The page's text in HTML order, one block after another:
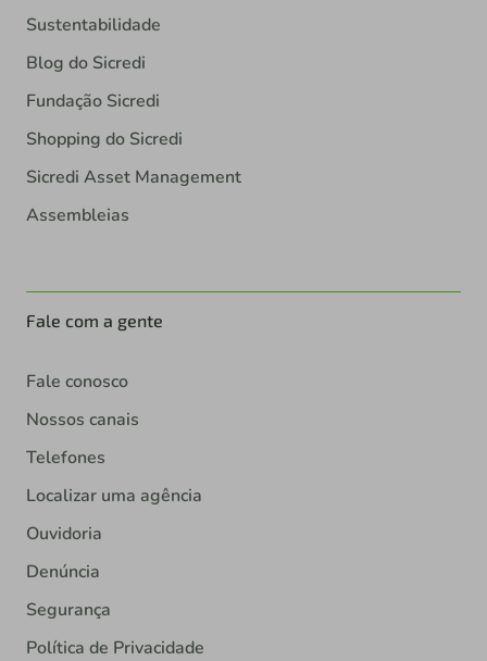
Sustentabilidade
Blog do Sicredi
Fundação Sicredi
Shopping do Sicredi
Sicredi Asset Management
Assembleias
Fale com a gente
Fale conosco
Nossos canais
Telefones
Localizar uma agência
Ouvidoria
Denúncia
Segurança
Política de Privacidade